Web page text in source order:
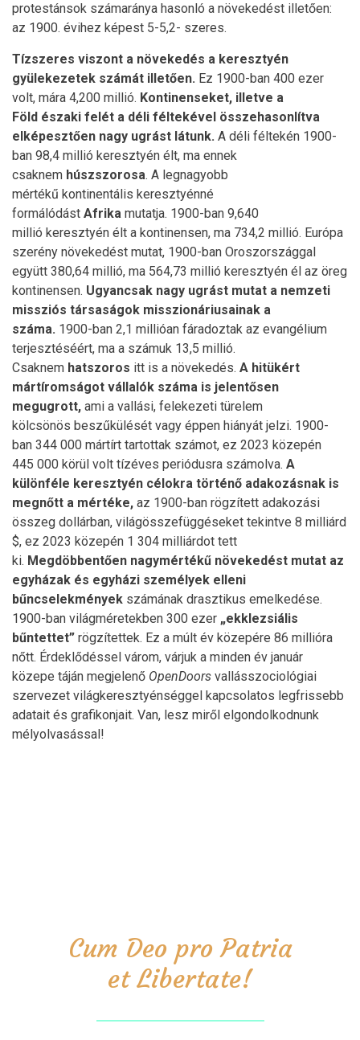
protestánsok számaránya hasonló a növekedést illetően:
az 1900. évihez képest 5-5,2- szeres.
Tízszeres viszont a növekedés a keresztyén
gyülekezetek számát illetően. Ez 1900-ban 400 ezer
volt, mára 4,200 millió. Kontinenseket, illetve a
Föld északi felét a déli féltekével összehasonlítva
elképesztően nagy ugrást látunk. A déli féltekén 1900-
ban 98,4 millió keresztyén élt, ma ennek
csaknem húszszorosa. A legnagyobb
mértékű kontinentális keresztyénné
formálódást Afrika mutatja. 1900-ban 9,640
millió keresztyén élt a kontinensen, ma 734,2 millió. Európa
szerény növekedést mutat, 1900-ban Oroszországgal
együtt 380,64 millió, ma 564,73 millió keresztyén él az öreg
kontinensen. Ugyancsak nagy ugrást mutat a nemzeti
missziós társaságok misszionáriusainak a
száma. 1900-ban 2,1 millióan fáradoztak az evangélium
terjesztéséért, ma a számuk 13,5 millió.
Csaknem hatszoros itt is a növekedés. A hitükért
mártíromságot vállalók száma is jelentősen
megugrott, ami a vallási, felekezeti türelem
kölcsönös beszűkülését vagy éppen hiányát jelzi. 1900-
ban 344 000 mártírt tartottak számot, ez 2023 közepén
445 000 körül volt tízéves periódusra számolva. A
különféle keresztyén célokra történő adakozásnak is
megnőtt a mértéke, az 1900-ban rögzített adakozási
összeg dollárban, világösszefüggéseket tekintve 8 milliárd
$, ez 2023 közepén 1 304 milliárdot tett
ki. Megdöbbentően nagymértékű növekedést mutat az
egyházak és egyházi személyek elleni
bűncselekmények számának drasztikus emelkedése.
1900-ban világméretekben 300 ezer „ekklezsiális
bűntettet” rögzítettek. Ez a múlt év közepére 86 millióra
nőtt. Érdeklődéssel várom, várjuk a minden év január
közepe táján megjelenő OpenDoors vallásszociológiai
szervezet világkeresztyénséggel kapcsolatos legfrissebb
adatait és grafikonjait. Van, lesz miről elgondolkodnunk
mélyolvasással!
Cum Deo pro Patria
et Libertate!